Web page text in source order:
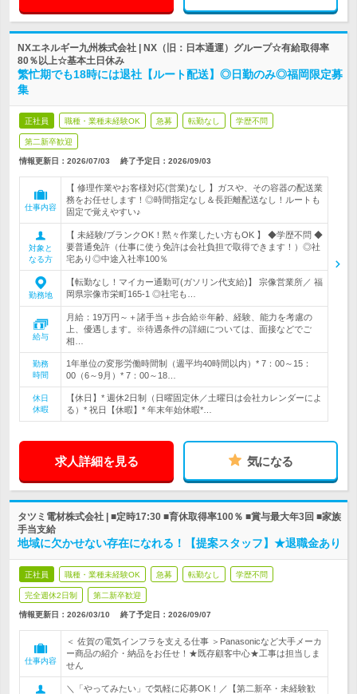
NXエネルギー九州株式会社 | NX（旧：日本通運）グループ☆有給取得率
80％以上☆基本土日休み
繁忙期でも18時には退社【ルート配送】◎日勤のみ◎福岡限定募
集
正社員 職種・業種未経験OK 急募 転勤なし 学歴不問
第二新卒歓迎
情報更新日：2026/07/03 終了予定日： 2026/09/03
仕事内容
【 修理作業やお客様対応(営業)なし 】ガスや、その容器の配送業
務をお任せします！◎時間指定なし＆長距離配送なし！ルートも
固定で覚えやすい♪
対象と
なる方
【 未経験/ブランクOK！黙々作業したい方もOK 】 ◆学歴不問 ◆
要普通免許（仕事に使う免許は会社負担で取得できます！）◎社
宅あり◎中途入社率100％
勤務地
【転勤なし！マイカー通勤可(ガソリン代支給)】 宗像営業所／ 福
岡県宗像市栄町165-1 ◎社宅も…
給与
月給：19万円～＋諸手当＋歩合給※年齢、経験、能力を考慮の
上、優遇します。※待遇条件の詳細については、面接などでご
相…
勤務
時間
1年単位の変形労働時間制（週平均40時間以内）* 7：00～15：
00（6～9月）* 7：00～18…
休日
休暇
【休日】* 週休2日制（日曜固定休／土曜日は会社カレンダーによ
る）* 祝日【休暇】* 年末年始休暇*…
求人詳細を見る 気になる
タツミ電材株式会社 | ■定時17:30 ■育休取得率100％ ■賞与最大年3回 ■家族
手当支給
地域に欠かせない存在になれる！【提案スタッフ】★退職金あり
正社員 職種・業種未経験OK 急募 転勤なし 学歴不問
完全週休2日制 第二新卒歓迎
情報更新日：2026/03/10 終了予定日： 2026/09/07
仕事内容
＜ 佐賀の電気インフラを支える仕事 ＞Panasonicなど大手メーカ
ー商品の紹介・納品をお任せ！★既存顧客中心★工事は担当しま
せん
＼「やってみたい」で気軽に応募OK！／【第二新卒・未経験歓